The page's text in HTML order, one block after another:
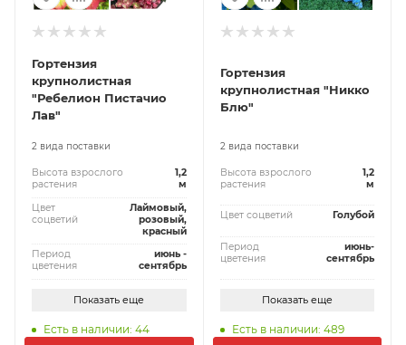
Гортензия
крупнолистная
"Ребелион Пистачио
Лав"
2 вида поставки
Высота взрослого
растения
1,2
м
Цвет
соцветий
Лаймовый,
розовый,
красный
Период
цветения
июнь -
сентябрь
Показать еще
Есть в наличии: 44
Гортензия
крупнолистная "Никко
Блю"
2 вида поставки
Высота взрослого
растения
1,2
м
Цвет соцветий Голубой
Период
цветения
июнь-
сентябрь
Показать еще
Есть в наличии: 489